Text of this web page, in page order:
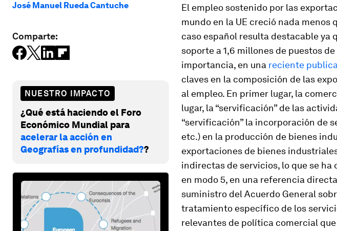
José Manuel Rueda Cantuche
Comparte:
NUESTRO IMPACTO
¿Qué está haciendo el Foro
Económico Mundial para
acelerar la acción en
Geografías en profundidad??
El empleo sostenido por las
mundo en la UE creció nada menos
caso español resulta destacable ya
soporte a 1,6 millones de puestos
importancia, en una reciente
claves en la composición de las
al empleo. En primer lugar, la
lugar, la “servificación” de las
“servificación” la incorporación de
etc.) en la producción de bienes
exportaciones de bienes
indirectas de servicios, lo que se
en modo 5, en una referencia
suministro del Acuerdo General
tratamiento específico de los
relevantes de política comercial